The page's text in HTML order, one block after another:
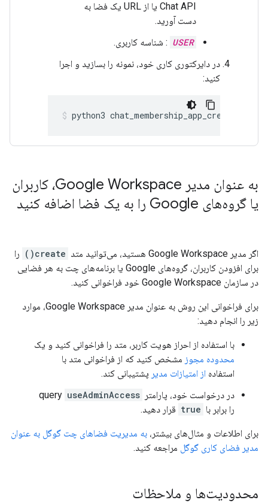
Chat API یا از URL یک فضا به
دست آورید.
USER : شناسه کاربری.
در دایرکتوری کاری خود، نمونه را بسازید و اجرا
کنید:
python3 chat_membership_app_create.py
به عنوان مدیر Google Workspace، کاربران
یا گروه‌های Google را به یک فضا اضافه کنید
اگر مدیر Google Workspace هستید، می‌توانید متد create()
را
برای افزودن کاربران، گروه‌های Google یا برنامه‌های چت به هر فضایی
در سازمان Google Workspace خود فراخوانی کنید.
برای فراخوانی این روش به عنوان مدیر Google Workspace، موارد
زیر را انجام دهید:
با استفاده از احراز هویت کاربر، متد را فراخوانی کنید و یک
محدوده مجوز مشخص کنید که از فراخوانی متد با
استفاده از امتیازات مدیر پشتیبانی کند.
در درخواست خود، پارامتر query useAdminAccess
را برابر با true قرار دهید.
برای اطلاعات و مثال‌های بیشتر، به مدیریت فضاهای چت گوگل به عنوان
مدیر فضای کاری گوگل مراجعه کنید.
محدودیت‌ها و ملاحظات